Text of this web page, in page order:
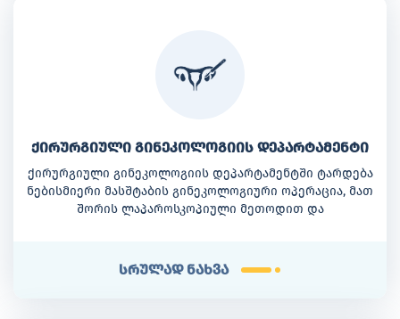
ქირურგიული გინეკოლოგიის დეპარტამენტი
ქირურგიული გინეკოლოგიის დეპარტამენტში ტარდება
ნებისმიერი მასშტაბის გინეკოლოგიური ოპერაცია, მათ
შორის ლაპაროსკოპიული მეთოდით და
სრულად ნახვა